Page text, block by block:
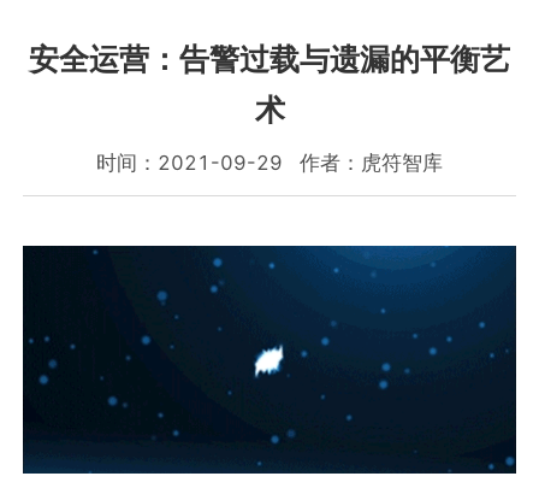
安全运营：告警过载与遗漏的平衡艺
术
时间：2021-09-29 作者：虎符智库